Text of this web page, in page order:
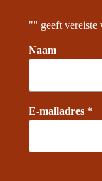
"" geeft vereiste
Naam
E-mailadres *